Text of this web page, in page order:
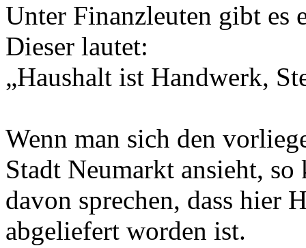
Unter Finanzleuten gibt es
Dieser lautet:
„Haushalt ist Handwerk,
Wenn man sich den
Stadt Neumarkt ansieht,
davon sprechen, dass hier
abgeliefert worden ist.